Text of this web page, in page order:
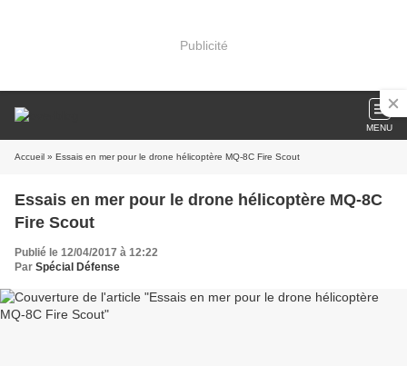
Publicité
MENU
Accueil » Essais en mer pour le drone hélicoptère MQ-8C Fire Scout
Essais en mer pour le drone hélicoptère MQ-8C
Fire Scout
Publié le 12/04/2017 à 12:22
Par Spécial Défense